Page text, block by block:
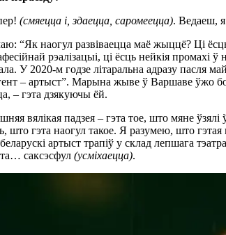
(смяецца і, здаецца, саромеецца). Ведаеш,
“Як наогул развіваецца маё жыццё? Ці
рэалізацыі, ці ёсць нейкія промахі
У 2020-м годзе літаральна адразу пасля
– артыст”. Марына жыве ў Варшаве ўжо
– гэта дзякуючы ёй.
вялікая падзея – гэта тое, што мяне
што гэта наогул такое. Я разумею, што
артыст трапіў у склад лепшага
саксэсфул(усміхаецца).